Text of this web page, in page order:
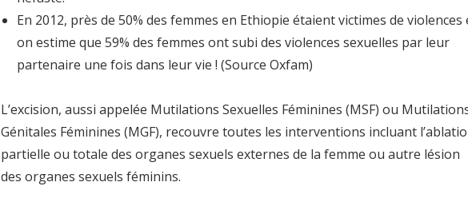
En 2012, près de 50% des femmes en Ethiopie étaient victimes de violences
on estime que 59% des femmes ont subi des violences sexuelles par leur
partenaire une fois dans leur vie ! (Source Oxfam)
L’excision, aussi appelée Mutilations Sexuelles Féminines (MSF) ou
Génitales Féminines (MGF), recouvre toutes les interventions incluant
partielle ou totale des organes sexuels externes de la femme ou autre lésion
des organes sexuels féminins.